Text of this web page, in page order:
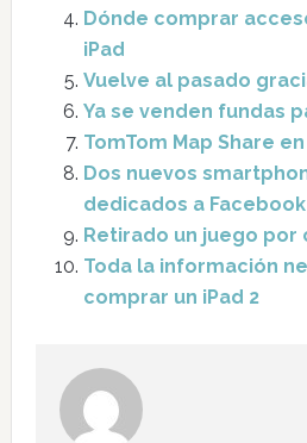
Dónde comprar
iPad
Vuelve al pasado
Ya se venden fundas
TomTom Map Share
Dos nuevos
dedicados a Facebook
Retirado un juego por
Toda la información
comprar un iPad 2